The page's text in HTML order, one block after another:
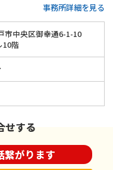
事務所詳細を見る
市中央区御幸通6-1-10
10階
せする
繋がります